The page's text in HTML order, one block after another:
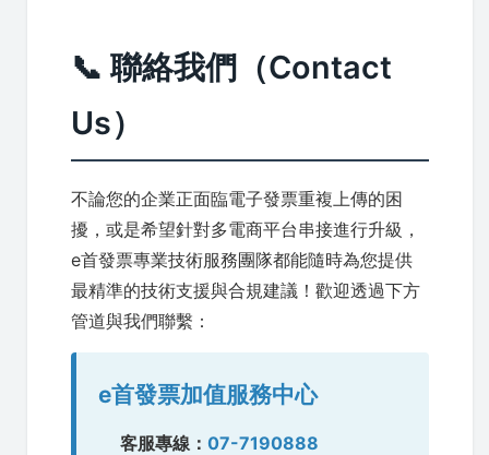
📞 聯絡我們（Contact
Us）
不論您的企業正面臨電子發票重複上傳的困
擾，或是希望針對多電商平台串接進行升級，
e首發票專業技術服務團隊都能隨時為您提供
最精準的技術支援與合規建議！歡迎透過下方
管道與我們聯繫：
e首發票加值服務中心
客服專線： 07-7190888